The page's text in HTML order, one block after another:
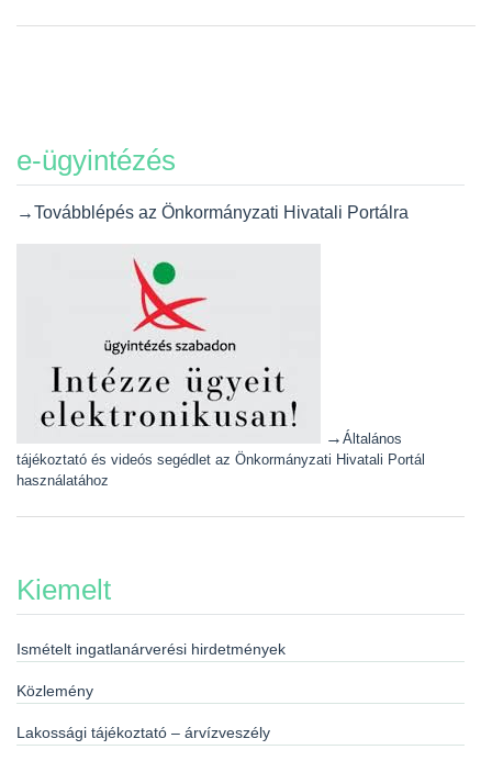
e-ügyintézés
→Továbblépés az Önkormányzati Hivatali Portálra
→ Általános
tájékoztató és videós segédlet az Önkormányzati Hivatali Portál
használatához
Kiemelt
Ismételt ingatlanárverési hirdetmények
Közlemény
Lakossági tájékoztató – árvízveszély